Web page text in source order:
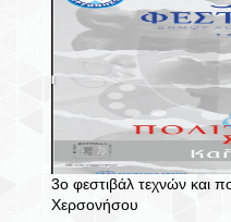
3ο φεστιβάλ τεχνών και
Χερσονήσου